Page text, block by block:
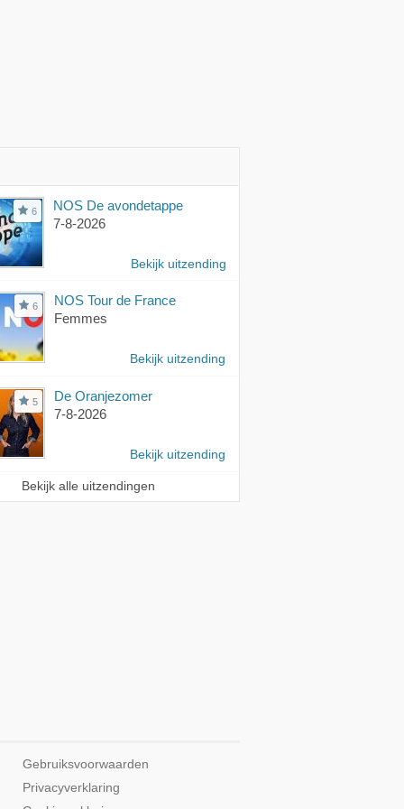
6
NOS De avondetappe
7-8-2026
Bekijk uitzending
6
NOS Tour de France
Femmes
Bekijk uitzending
5
De Oranjezomer
7-8-2026
Bekijk uitzending
Bekijk alle uitzendingen
Gebruiksvoorwaarden
Privacyverklaring